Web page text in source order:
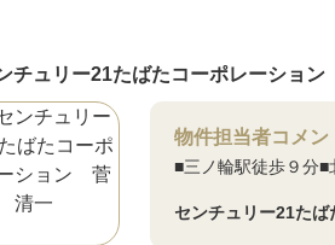
チュリー21たばたコーポレーション
物件担当者コメン
■三ノ輪駅徒歩９分■
センチュリー21た